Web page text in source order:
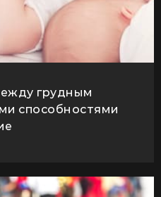
грудным
способностями